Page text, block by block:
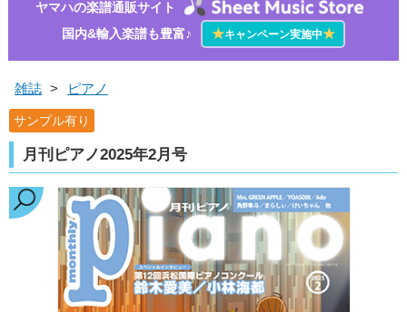
ヤマハの楽譜通販サイト
国内&輸入楽譜も豊富♪
★キャンペーン実施中★
雑誌 > ピアノ
サンプル有り
月刊ピアノ2025年2月号